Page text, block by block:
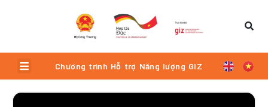
Menu Chương trình Hỗ trợ Năng lượng GIZ
TrangTrangTrangTrangTrang